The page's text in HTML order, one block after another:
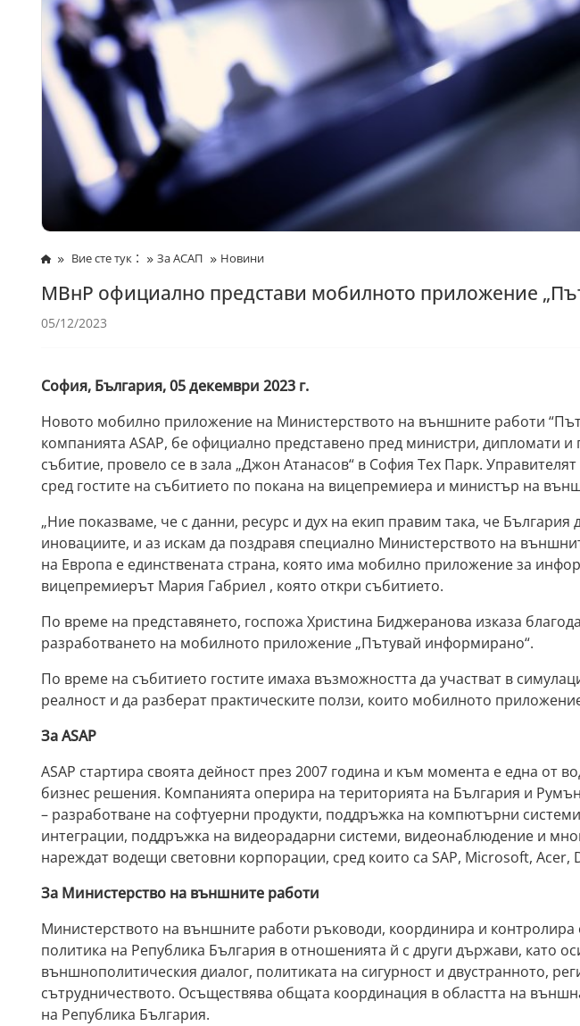
Вие сте тук: За АСАП Новини
МВнР официално представи мобилното приложение
05/12/2023
София, България, 05 декември 2023 г.
Новото мобилно приложение на Министерството на външните работи
компанията ASAP, бе официално представено пред министри, дипломати
събитие, провело се в зала „Джон Атанасов“ в София Тех Парк.
сред гостите на събитието по покана на вицепремиера и министър на
„Ние показваме, че с данни, ресурс и дух на екип правим така, че
иновациите, и аз искам да поздравя специално Министерството на
на Европа е единствената страна, която има мобилно приложение за
вицепремиерът Мария Габриел , която откри събитието.
По време на представянето, госпожа Христина Биджеранова изказа
разработването на мобилното приложение „Пътувай информирано“.
По време на събитието гостите имаха възможността да участват в
реалност и да разберат практическите ползи, които мобилното
За ASAP
ASAP стартира своята дейност през 2007 година и към момента е една от
бизнес решения. Компанията оперира на територията на България и
– разработване на софтуерни продукти, поддръжка на компютърни
интеграции, поддръжка на видеорадарни системи, видеонаблюдение и
нареждат водещи световни корпорации, сред които са SAP, Microsoft, Acer,
За Министерство на външните работи
Министерството на външните работи ръководи, координира и
политика на Република България в отношенията й с други държави, като
външнополитическия диалог, политиката на сигурност и двустранното,
сътрудничеството. Осъществява общата координация в областта на
на Република България.